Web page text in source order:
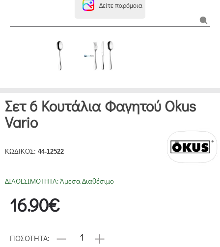
Δείτε παρόμοια
Σετ 6 Κουτάλια Φαγητού Okus
Vario
ΚΩΔΙΚΟΣ: 44-12522
ΔΙΑΘΕΣΙΜΟΤΗΤΑ:Άμεσα Διαθέσιμο
16.90€
ΠΟΣΟΤΗΤΑ: